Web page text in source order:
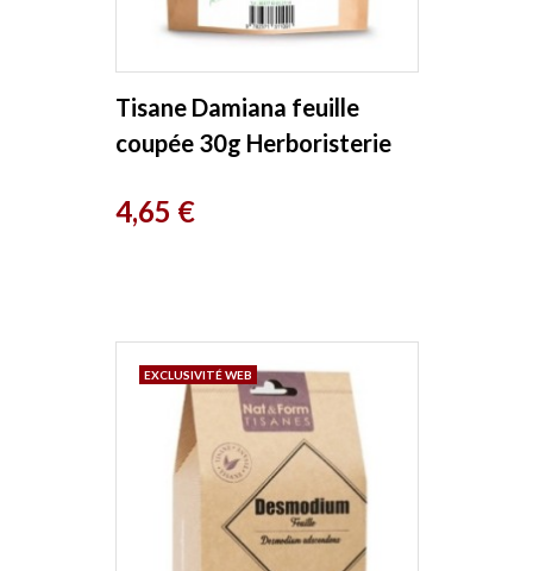
Tisane Damiana feuille
coupée 30g Herboristerie
Prix
4,65 €
EXCLUSIVITÉ WEB